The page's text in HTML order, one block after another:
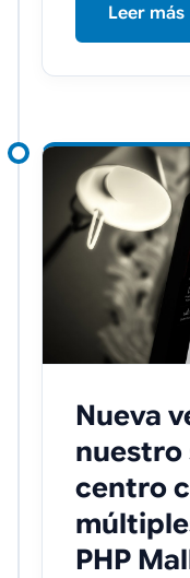
Leer
Nueva
nuestro
centro
PHP